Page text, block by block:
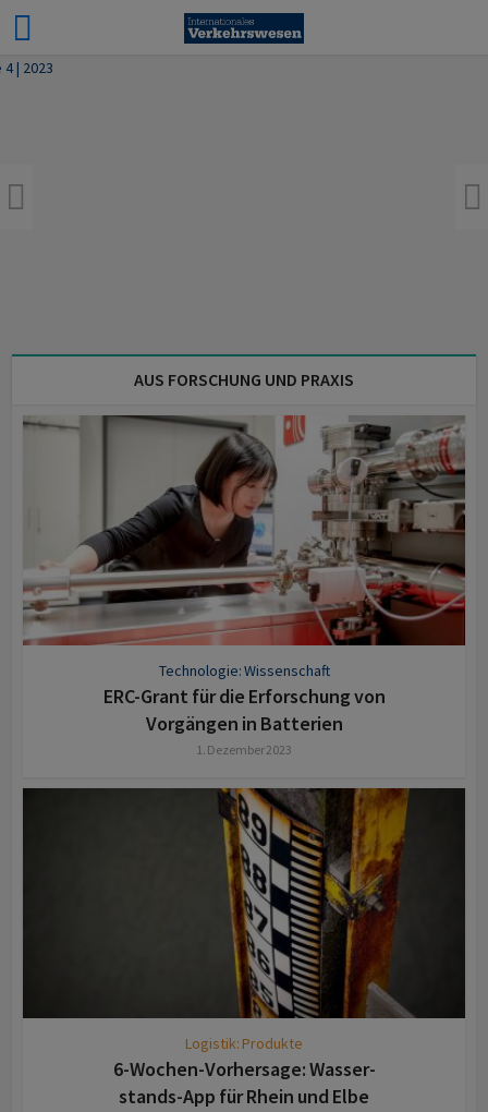
AUS FORSCHUNG UND PRAXIS
Technologie: Wissenschaft
ERC-Grant für die Erforschung von
Vorgängen in Batterien
1. Dezember 2023
Logistik: Produkte
6-Wochen-Vorher­sage: Wasser­
stands-App für Rhein und Elbe